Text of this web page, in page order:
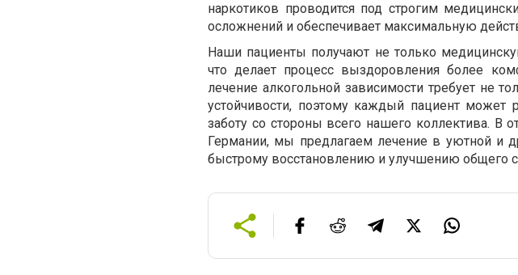
наркотиков проводится под строгим
осложнений и обеспечивает максимальную
Наши пациенты получают не только
что делает процесс выздоровления более
лечение алкогольной зависимости требует не
устойчивости, поэтому каждый пациент может
заботу со стороны всего нашего коллектива. В
Германии, мы предлагаем лечение в уютной и
быстрому восстановлению и улучшению общего